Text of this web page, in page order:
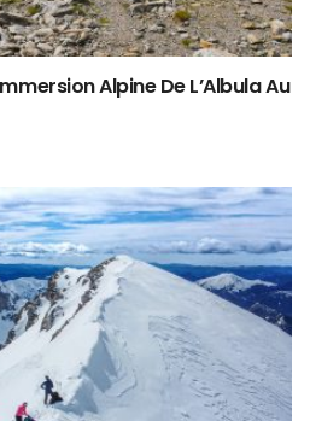
Alpine De L’Albula Au